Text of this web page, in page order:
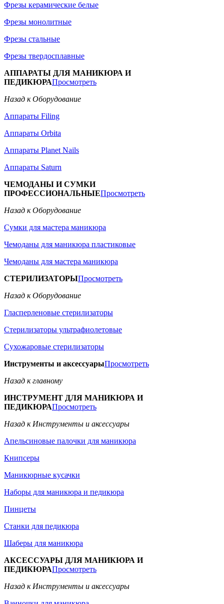
Фрезы керамические белые
Фрезы монолитные
Фрезы стальные
Фрезы твердосплавные
АППАРАТЫ ДЛЯ МАНИКЮРА И
ПЕДИКЮРАПросмотреть
Назад к Оборудование
Аппараты Filing
Аппараты Orbita
Аппараты Planet Nails
Аппараты Saturn
ЧЕМОДАНЫ И СУМКИ
ПРОФЕССИОНАЛЬНЫЕПросмотреть
Назад к Оборудование
Сумки для мастера маникюра
Чемоданы для маникюра пластиковые
Чемоданы для мастера маникюра
СТЕРИЛИЗАТОРЫПросмотреть
Назад к Оборудование
Гласперленовые стерилизаторы
Стерилизаторы ультрафиолетовые
Сухожаровые стерилизаторы
Инструменты и аксессуарыПросмотреть
Назад к главному
ИНСТРУМЕНТ ДЛЯ МАНИКЮРА И
ПЕДИКЮРАПросмотреть
Назад к Инструменты и аксессуары
Апельсиновые палочки для маникюра
Книпсеры
Маникюрные кусачки
Наборы для маникюра и педикюра
Пинцеты
Станки для педикюра
Шаберы для маникюра
АКСЕССУАРЫ ДЛЯ МАНИКЮРА И
ПЕДИКЮРАПросмотреть
Назад к Инструменты и аксессуары